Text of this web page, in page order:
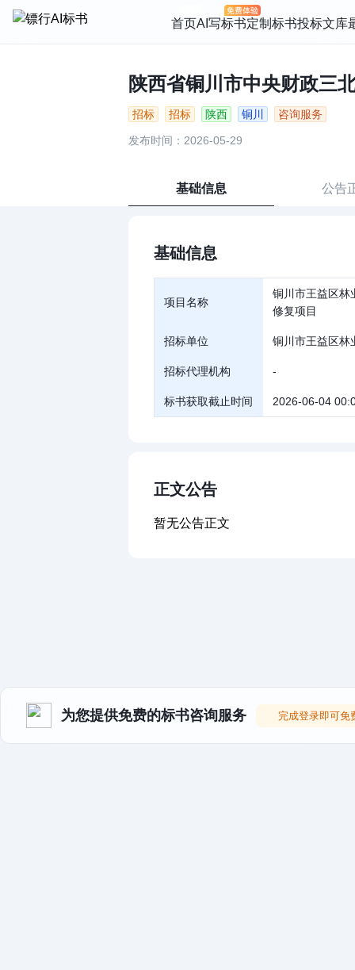
首页AI写标书定制标书投标文库
陕西省铜川市中央财政三
招标 招标 陕西 铜川 咨询服务
发布时间：2026-05-29
基础信息 公告
基础信息
项目名称
铜川市王益区林
修复项目
招标单位 铜川市王益区林
招标代理机构 -
标书获取截止时间 2026-06-04
正文公告
暂无公告正文
为您提供免费的标书咨询服务 完成登录即可免